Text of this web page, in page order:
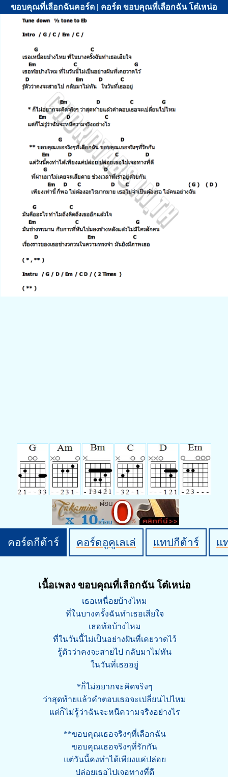
ขอบคุณที่เลือกฉันคอร์ด | คอร์ด ขอบคุณที่เลือกฉัน โต๋เหน่อ
คอร์ดกีต้าร์ คอร์ดอูคูเลเล่ แทปกีต้าร์ แ
เนื้อเพลง ขอบคุณที่เลือกฉัน โต๋เหน่อ
เธอเหนื่อยบ้างไหม
ที่ในบางครั้งฉันทำเธอเสียใจ
เธอท้อบ้างไหม
ที่ในวันนี้ไม่เป็นอย่างฝันที่เคยวาดไว้
รู้ตัวว่าคงจะสายไป กลับมาไม่ทัน
ในวันที่เธออยู่
*ก็ไม่อยากจะคิดจริงๆ
ว่าสุดท้ายแล้วคำตอบเธอจะเปลี่ยนไปไหม
แต่ก็ไม่รู้ว่าฉันจะหนีความจริงอย่างไร
**ขอบคุณเธอจริงๆที่เลือกฉัน
ขอบคุณเธอจริงๆที่รักกัน
แต่วันนี้คงทำได้เพียงแค่ปล่อย
ปล่อยเธอไปเจอทางที่ดี